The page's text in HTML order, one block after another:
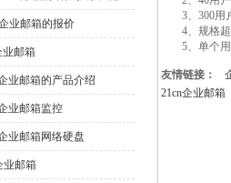
业邮箱的报价
业邮箱
业邮箱的产品介绍
业邮箱监控
业邮箱网络硬盘
业邮箱
3、300用
4、规格
5、单个
友情链接：
21cn企业邮箱